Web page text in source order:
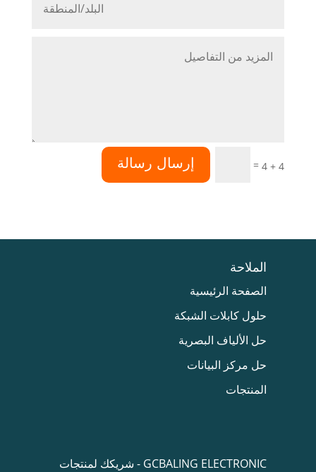
4 + 4
= إرسال رسالة
الملاحة
الصفحة الرئيسية
حلول كابلات الشبكة
حل الألياف البصرية
حل مركز البيانات
المنتجات
GCBALING ELECTRONIC - شريكك لمنتجات